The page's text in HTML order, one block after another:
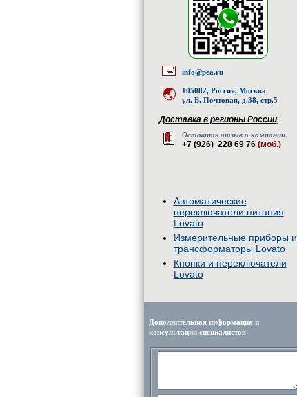
info@pea.ru
105082, Россия, Москва
ул. Б. Почтовая, д.38, стр.5
Доставка в регионы России,
Оставить отзыв о компании
+7 (926) 228 69 76 (моб.)
Автоматические
переключатели питания
Lovato
Измерительные приборы и
трансформаторы Lovato
Кнопки и переключатели
Lovato
Дополнительная информация и
консультации специалистов